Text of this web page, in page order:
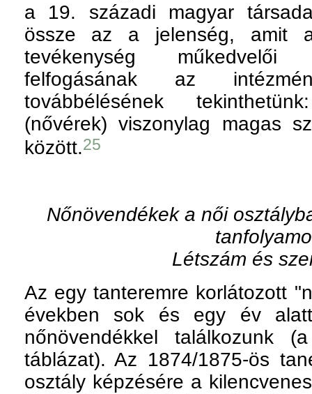
a 19. századi magyar
össze az a jelenség, amit
tevékenység műkedvelői
felfogásának az
továbbélésének
(nővérek) viszonylag magas
között.25
Nőnövendékek a női
Létszám és
Az egy tanteremre korlátozott
években sok és egy év
nőnövendékkel találkozunk
táblázat). Az 1874/1875-ös
osztály képzésére a